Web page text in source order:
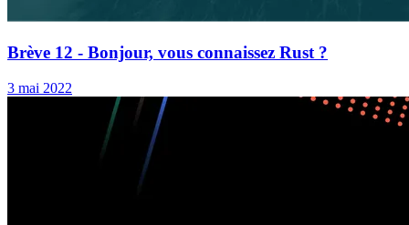
Brève 12 - Bonjour, vous connaissez Rust ?
3 mai 2022